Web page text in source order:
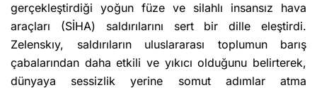
gerçekleştirdiği yoğun füze ve silahlı insansız hava
araçları (SİHA) saldırılarını sert bir dille eleştirdi.
Zelenskıy, saldırıların uluslararası toplumun barış
çabalarından daha etkili ve yıkıcı olduğunu belirterek,
dünyaya sessizlik yerine somut adımlar atma